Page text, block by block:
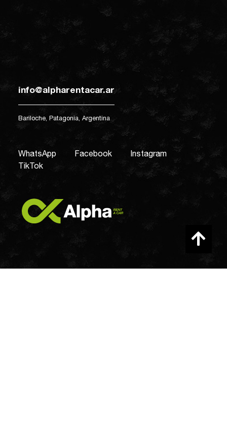
info@alpharentacar.ar
Bariloche, Patagonia, Argentina
WhatsApp Facebook
Instagram
TikTok